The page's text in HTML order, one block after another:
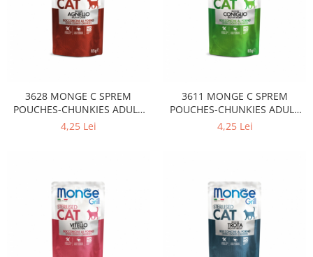
3628 MONGE C SPREM
POUCHES-CHUNKIES ADULT
RICH IN LAMB 85GR
4,25 Lei
3611 MONGE C SPREM
POUCHES-CHUNKIES ADULT
RABBIT 85GR
4,25 Lei